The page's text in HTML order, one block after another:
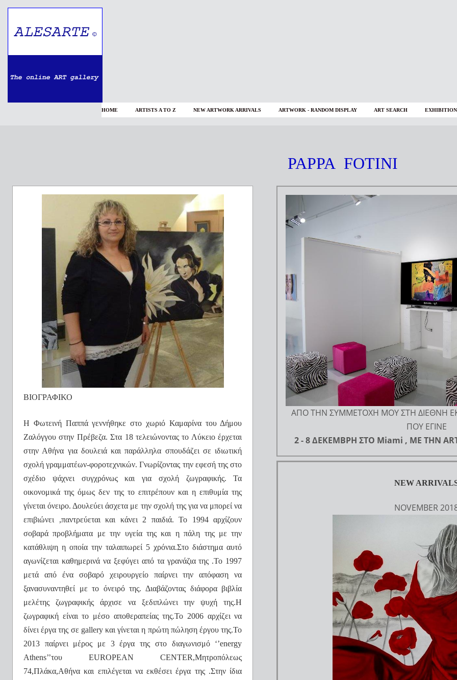
HOME ARTISTS A TO Z NEW ARTWORK ARRIVALS ARTWORK - RANDOM DISPLAY ART SEARCH
PAPPA FOTINI
BIOΓΡΑΦΙΚΟ
Η Φωτεινή Παππά γεννήθηκε στο χωριό Καμαρίνα του Δήμου
Ζαλόγγου στην Πρέβεζα. Στα 18 τελειώνοντας το Λύκειο έρχεται
στην Αθήνα για δουλειά και παράλληλα σπουδάζει σε ιδιωτική
σχολή γραμματέων-φοροτεχνικών. Γνωρίζοντας την εφεσή της στο
σχέδιο ψάχνει συγχρόνως και για σχολή ζωγραφικής. Τα
οικονομικά της όμως δεν της το επιτρέπουν και η επιθυμία της
γίνεται όνειρο. Δουλεύει άσχετα με την σχολή της για να μπορεί να
επιβιώνει ,παντρεύεται και κάνει 2 παιδιά. Το 1994 αρχίζουν
σοβαρά προβλήματα με την υγεία της και η πάλη της με την
κατάθλιψη η οποία την ταλαιπωρεί 5 χρόνια.Στο διάστημα αυτό
αγωνίζεται καθημερινά να ξεφύγει από τα γρανάζια της .Το 1997
μετά από ένα σοβαρό χειρουργείο παίρνει την απόφαση να
ξανασυναντηθεί με το όνειρό της. Διαβάζοντας διάφορα βιβλία
μελέτης ζωγραφικής άρχισε να ξεδιπλώνει την ψυχή της.Η
ζωγραφική είναι το μέσο αποθεραπείας της.Το 2006 αρχίζει να
δίνει έργα της σε gallery και γίνεται η πρώτη πώληση έργου της.Το
2013 παίρνει μέρος με 3 έργα της στο διαγωνισμό ‘’energy
Athens’’τουEUROPEAN CENTER,Mητροπόλεως
74,Πλάκα,Αθήνα και επιλέγεται να εκθέσει έργα της .Στην ίδια
AΠΟ ΤΗΝ ΣΥΜΜΕΤΟΧΗ ΜΟΥ ΣΤΗ ΔΙΕΘΝΗ
ΠΟΥ ΕΓΙΝΕ
2 - 8 ΔΕΚΕΜΒΡΗ ΣΤΟ Miami , ΜΕ ΤΗΝ
NEW
NOVEMBER